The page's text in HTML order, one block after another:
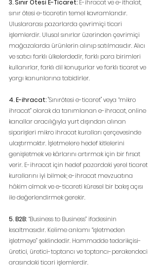
3. Sınır Ötesi E-Ticaret: E-ihracat ve e-ithalat,
sınır ötesi e-ticaretin temel kavramlarıdır.
Uluslararası pazarlarda çevrimiçi ticari
işlemlerdir. Ulusal sınırlar üzerinden çevrimiçi
mağazalarda ürünlerin alınıp satılmasıdır. Alıcı
ve satıcı farklı ülkelerdedir, farklı para birimleri
kullanırlar, farklı dil konuşurlar ve farklı ticaret ve
yargı kanunlarına tabidirler.
4. E-ihracat: "Sınırötesi e-ticaret" veya “mikro
ihracat” olarak da tanımlanan e-ihracat, online
kanallar aracılığıyla yurt dışından alınan
siparişleri mikro ihracat kuralları çerçevesinde
ulaştırmaktır. İşletmelere hedef kitlelerini
genişletmek ve kârlarını artırmak için bir fırsat
verir. E-ihracat için hedef pazardaki yerel ticaret
kurallarını iyi bilmek; e-ihracat mevzuatına
hâkim olmak ve e-ticareti küresel bir bakış açısı
ile değerlendirmek gerekir.
5. B2B: “Business to Business” ifadesinin
kısaltmasıdır. Kelime anlamı “işletmeden
işletmeye” şeklindedir. Hammadde tedarikçisi-
üretici, üretici-toptancı ve toptancı-perakendeci
arasındaki ticari işlemlerdir.